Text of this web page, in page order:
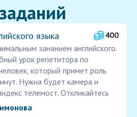
языка
400
зананием английского.
урок репетитора по
который примет роль
Нужна будет камера и
телемост. Откликайтесь